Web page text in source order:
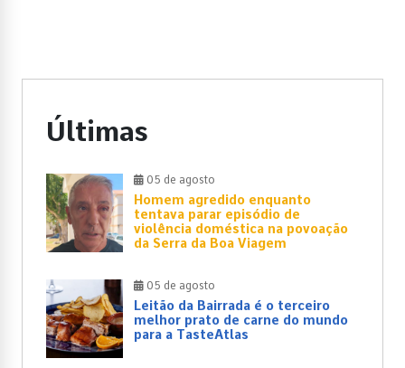
Últimas
05 de agosto
Homem agredido enquanto
tentava parar episódio de
violência doméstica na povoação
da Serra da Boa Viagem
05 de agosto
Leitão da Bairrada é o terceiro
melhor prato de carne do mundo
para a TasteAtlas